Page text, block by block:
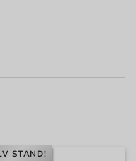
STAND!